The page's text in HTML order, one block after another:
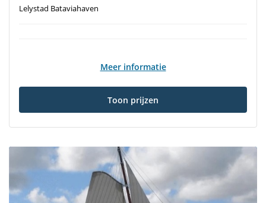
Lelystad Bataviahaven
Meer informatie
Toon prijzen